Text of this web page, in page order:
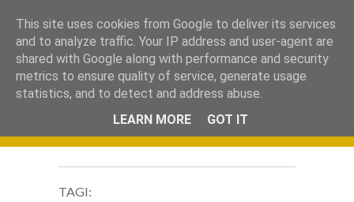
Okiem Obiektywu.
TAGI:
This site uses cookies from Google to deliver its services
and to analyze traffic. Your IP address and user-agent are
shared with Google along with performance and security
metrics to ensure quality of service, generate usage
statistics, and to detect and address abuse.
LEARN MORE
GOT IT